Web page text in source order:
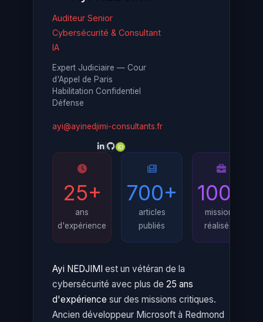
Auditeur Senior
Cybersécurité & Consultant
IA
Expert Judiciaire — Cour
d'Appel de Paris
Habilitation Confidentiel
Défense
ayi@ayinedjimi-consultants.fr
25+
ans
d'expérience
700+
articles
publiés
100+
missions
réalisées
Ayi NEDJIMI est un vétéran de la
cybersécurité avec plus de 25 ans
d'expérience sur des missions critiques.
Ancien développeur Microsoft à Redmond